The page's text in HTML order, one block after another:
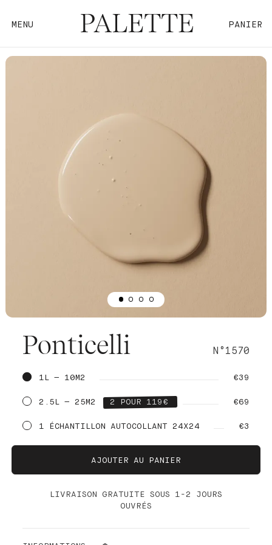
MENU PANIER
Ponticelli N°1570
1L — 10M2 €39
2.5L — 25M2 2 POUR 119€ €69
1 ÉCHANTILLON AUTOCOLLANT 24X24 €3
AJOUTER AU PANIER
LIVRAISON GRATUITE SOUS 1-2 JOURS
OUVRÉS